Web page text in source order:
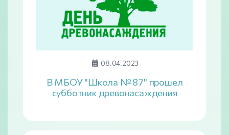
08.04.2023
В МБОУ "Школа № 87" прошел
субботник древонасаждения